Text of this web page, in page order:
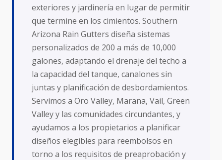
exteriores y jardinería en lugar de permitir
que termine en los cimientos. Southern
Arizona Rain Gutters diseña sistemas
personalizados de 200 a más de 10,000
galones, adaptando el drenaje del techo a
la capacidad del tanque, canalones sin
juntas y planificación de desbordamientos.
Servimos a Oro Valley, Marana, Vail, Green
Valley y las comunidades circundantes, y
ayudamos a los propietarios a planificar
diseños elegibles para reembolsos en
torno a los requisitos de preaprobación y